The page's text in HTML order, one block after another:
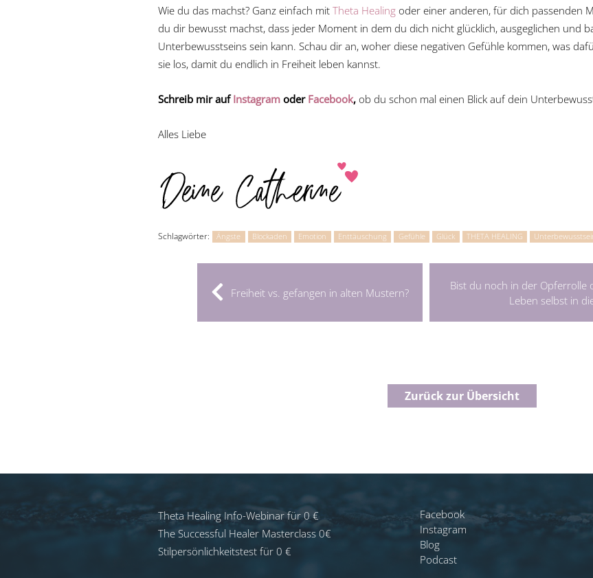
Wie du das machst? Ganz einfach mit Theta Healing oder einer anderen, für dich passenden
du dir bewusst machst, dass jeder Moment in dem du dich nicht glücklich, ausgeglichen und
Unterbewusstseins sein kann. Schau dir an, woher diese negativen Gefühle kommen, was
sie los, damit du endlich in Freiheit leben kannst.
Schreib mir aufInstagram oder Facebook, ob du schon mal einen Blick auf dein
Alles Liebe
Schlagwörter: Ängste Blockaden Emotion Enttäuschung Gefühle Glück THETA HEALING
Freiheit vs. gefangen in alten Mustern?
Bist du noch in der Opferrolle
Leben selbst in
Zurück zur Übersicht
Theta Healing Info-Webinar für 0 €
The Successful Healer Masterclass 0€
Stilpersönlichkeitstest für 0 €
Facebook
Instagram
Blog
Podcast